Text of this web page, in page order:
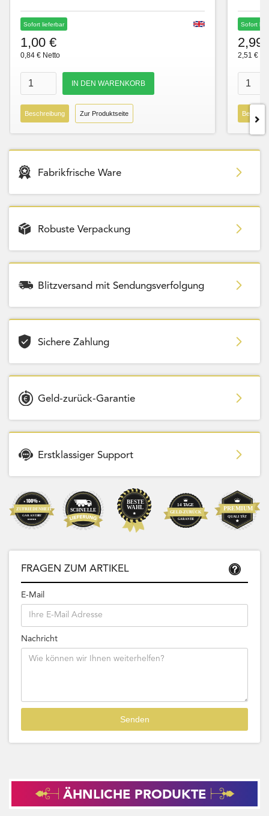
Sofort lieferbar
1,00 €
0,84 € Netto
Beschreibung Zur Produktseite
Sofort
2,99
2,51 €
Fabrikfrische Ware
Robuste Verpackung
Blitzversand mit Sendungsverfolgung
Sichere Zahlung
Geld-zurück-Garantie
Erstklassiger Support
FRAGEN ZUM ARTIKEL
E-Mail
Nachricht
ÄHNLICHE PRODUKTE